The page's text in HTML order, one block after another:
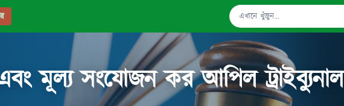
Search
for:
মূল্য সংযোজন কর আপিল ট্রাইব্যুনাল